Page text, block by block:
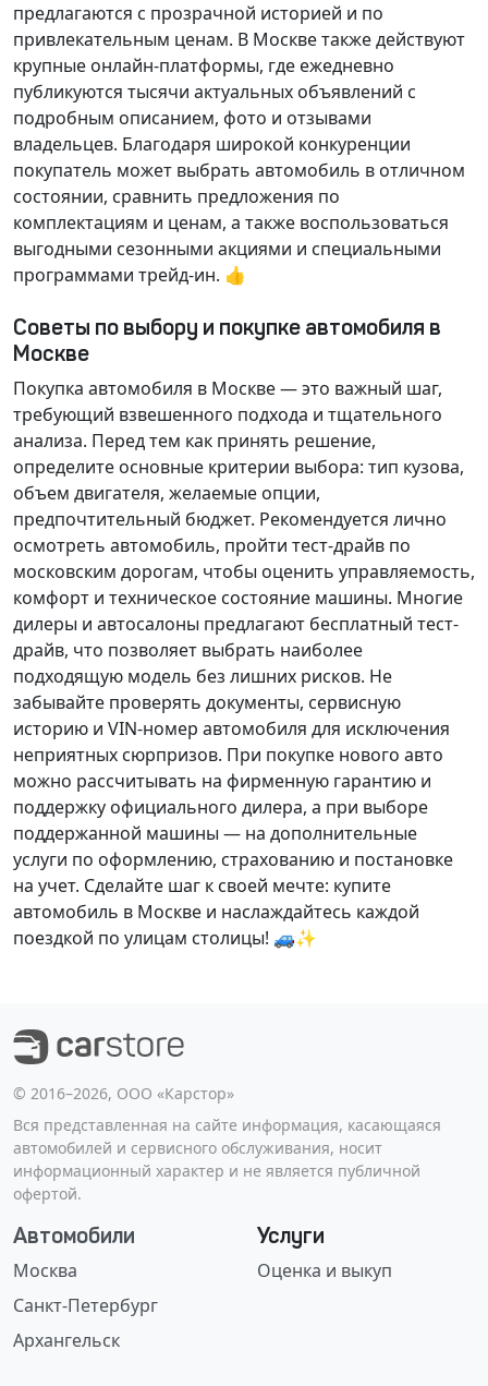
предлагаются с прозрачной историей и по
привлекательным ценам. В Москве также действуют
крупные онлайн-платформы, где ежедневно
публикуются тысячи актуальных объявлений с
подробным описанием, фото и отзывами
владельцев. Благодаря широкой конкуренции
покупатель может выбрать автомобиль в отличном
состоянии, сравнить предложения по
комплектациям и ценам, а также воспользоваться
выгодными сезонными акциями и специальными
программами трейд-ин. 👍
Советы по выбору и покупке автомобиля в
Москве
Покупка автомобиля в Москве — это важный шаг,
требующий взвешенного подхода и тщательного
анализа. Перед тем как принять решение,
определите основные критерии выбора: тип кузова,
объем двигателя, желаемые опции,
предпочтительный бюджет. Рекомендуется лично
осмотреть автомобиль, пройти тест-драйв по
московским дорогам, чтобы оценить управляемость,
комфорт и техническое состояние машины. Многие
дилеры и автосалоны предлагают бесплатный тест-
драйв, что позволяет выбрать наиболее
подходящую модель без лишних рисков. Не
забывайте проверять документы, сервисную
историю и VIN-номер автомобиля для исключения
неприятных сюрпризов. При покупке нового авто
можно рассчитывать на фирменную гарантию и
поддержку официального дилера, а при выборе
поддержанной машины — на дополнительные
услуги по оформлению, страхованию и постановке
на учет. Сделайте шаг к своей мечте: купите
автомобиль в Москве и наслаждайтесь каждой
поездкой по улицам столицы! 🚙✨
©️ 2016–2026, ООО «Карстор»
Вся представленная на сайте информация, касающаяся
автомобилей и сервисного обслуживания, носит
информационный характер и не является публичной
офертой.
Автомобили
Москва
Санкт-Петербург
Архангельск
Услуги
Оценка и выкуп